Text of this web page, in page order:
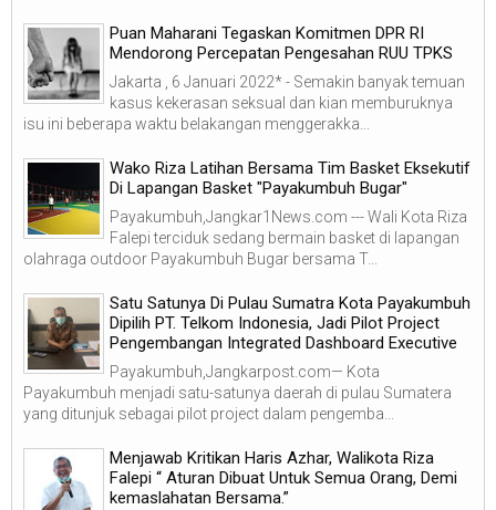
Puan Maharani Tegaskan Komitmen DPR RI
Mendorong Percepatan Pengesahan RUU TPKS
Jakarta , 6 Januari 2022* - Semakin banyak temuan
kasus kekerasan seksual dan kian memburuknya
isu ini beberapa waktu belakangan menggerakka...
Wako Riza Latihan Bersama Tim Basket Eksekutif
Di Lapangan Basket "Payakumbuh Bugar"
Payakumbuh,Jangkar1News.com --- Wali Kota Riza
Falepi terciduk sedang bermain basket di lapangan
olahraga outdoor Payakumbuh Bugar bersama T...
Satu Satunya Di Pulau Sumatra Kota Payakumbuh
Dipilih PT. Telkom Indonesia, Jadi Pilot Project
Pengembangan Integrated Dashboard Executive
Payakumbuh,Jangkarpost.com— Kota
Payakumbuh menjadi satu-satunya daerah di pulau Sumatera
yang ditunjuk sebagai pilot project dalam pengemba...
Menjawab Kritikan Haris Azhar, Walikota Riza
Falepi “ Aturan Dibuat Untuk Semua Orang, Demi
kemaslahatan Bersama.”